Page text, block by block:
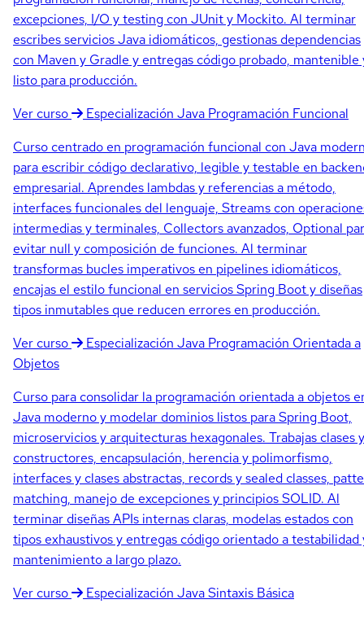
excepciones, I/O y testing con JUnit y Mockito. Al terminar
escribes servicios Java idiomáticos, gestionas dependencias
con Maven y Gradle y entregas código probado, mantenible
listo para producción.
Ver curso
Especialización Java Programación Funcional
Curso centrado en programación funcional con Java
para escribir código declarativo, legible y testable en
empresarial. Aprendes lambdas y referencias a método,
interfaces funcionales del lenguaje, Streams con
intermedias y terminales, Collectors avanzados, Optional
evitar null y composición de funciones. Al terminar
transformas bucles imperativos en pipelines idiomáticos,
encajas el estilo funcional en servicios Spring Boot y diseñas
tipos inmutables que reducen errores en producción.
Ver curso
Especialización Java Programación Orientada a
Objetos
Curso para consolidar la programación orientada a objetos
Java moderno y modelar dominios listos para Spring Boot,
microservicios y arquitecturas hexagonales. Trabajas clases y
constructores, encapsulación, herencia y polimorfismo,
interfaces y clases abstractas, records y sealed classes,
matching, manejo de excepciones y principios SOLID. Al
terminar diseñas APIs internas claras, modelas estados con
tipos exhaustivos y entregas código orientado a testabilidad
mantenimiento a largo plazo.
Ver curso
Especialización Java Sintaxis Básica